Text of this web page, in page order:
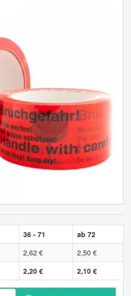
36 - 71
ab 72
2,62 €
2,50 €
2,20 € 2,10 €